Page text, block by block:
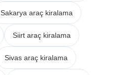
Sakarya araç kiralama
Siirt araç kiralama
Sivas araç kiralama